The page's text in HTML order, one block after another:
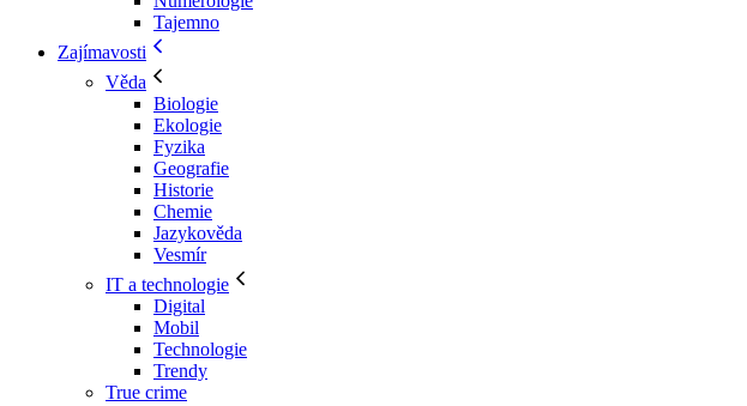
Tajemno
Zajímavosti
Věda
Biologie
Ekologie
Fyzika
Geografie
Historie
Chemie
Jazykověda
Vesmír
IT a technologie
Digital
Mobil
Technologie
Trendy
True crime